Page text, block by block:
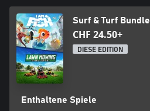
Surf & Turf Bundle
CHF 24.50+
DIESE EDITION
Enthaltene Spiele